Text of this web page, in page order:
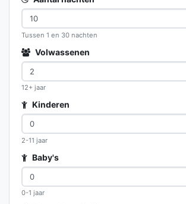
Tussen 1 en 30 nachten
Volwassenen
12+ jaar
Kinderen
2-11 jaar
Baby's
0-1 jaar